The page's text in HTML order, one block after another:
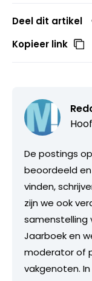
Deel dit artikel
Kopieer link
De postings
beoordeeld
vinden,
zijn we ook
samenstelling
Jaarboek en
moderator of
vakgenoten.